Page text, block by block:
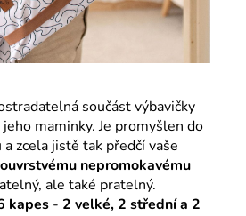
součást výbavičky
maminky. Je promyšlen do
zcela jistě tak předčí vaše
nepromokavému
ale také pratelný.
kapes - 2 velké, 2 střední a 2